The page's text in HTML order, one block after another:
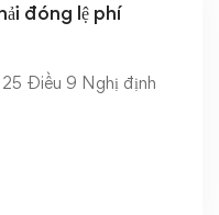
đóng lệ phí
Điều 9 Nghị định